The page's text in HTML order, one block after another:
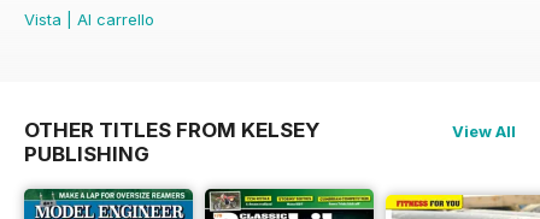
Vista
Al carrello
OTHER TITLES FROM KELSEY
PUBLISHING
View All